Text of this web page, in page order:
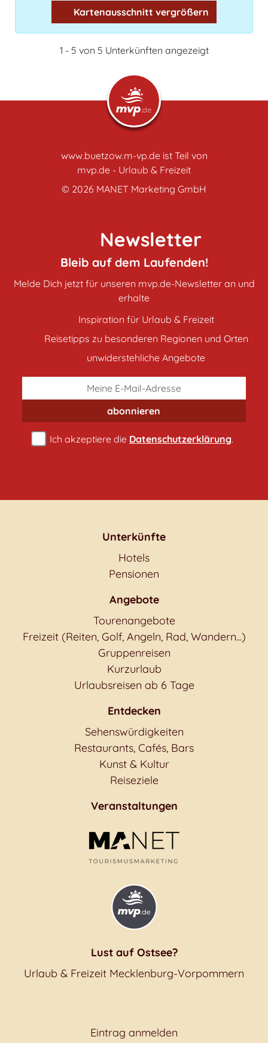
Kartenausschnitt vergrößern
1 - 5 von 5 Unterkünften angezeigt
www.buetzow.m-vp.de ist Teil von
mvp.de - Urlaub & Freizeit
© 2026 MANET Marketing GmbH
Newsletter
Bleib auf dem Laufenden!
Melde Dich jetzt für unseren mvp.de-Newsletter an und
erhalte
Inspiration für Urlaub & Freizeit
Reisetipps zu besonderen Regionen und Orten
unwiderstehliche Angebote
abonnieren
Ich akzeptiere die Datenschutzerklärung.
Unterkünfte
Hotels
Pensionen
Angebote
Tourenangebote
Freizeit (Reiten, Golf, Angeln, Rad, Wandern...)
Gruppenreisen
Kurzurlaub
Urlaubsreisen ab 6 Tage
Entdecken
Sehenswürdigkeiten
Restaurants, Cafés, Bars
Kunst & Kultur
Reiseziele
Veranstaltungen
Lust auf Ostsee?
Urlaub & Freizeit Mecklenburg-Vorpommern
Eintrag anmelden